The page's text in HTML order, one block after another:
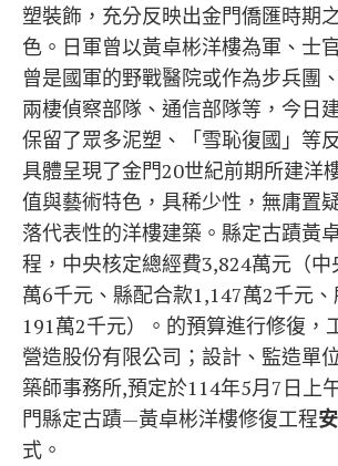
塑裝飾，充分反映出金門僑匯時期
色。日軍曾以黃卓彬洋樓為軍、士
曾是國軍的野戰醫院或作為步兵團
兩棲偵察部隊、通信部隊等，今日
保留了眾多泥塑、「雪恥復國」等
具體呈現了金門20世紀前期所建洋
值與藝術特色，具稀少性，無庸置
落代表性的洋樓建築。縣定古蹟黃
程，中央核定總經費3,824萬元（中
萬6千元、縣配合款1,147萬2千元
191萬2千元）。的預算進行修復，
營造股份有限公司；設計、監造單
築師事務所,預定於114年5月7日上
門縣定古蹟—黃卓彬洋樓修復工程
式。